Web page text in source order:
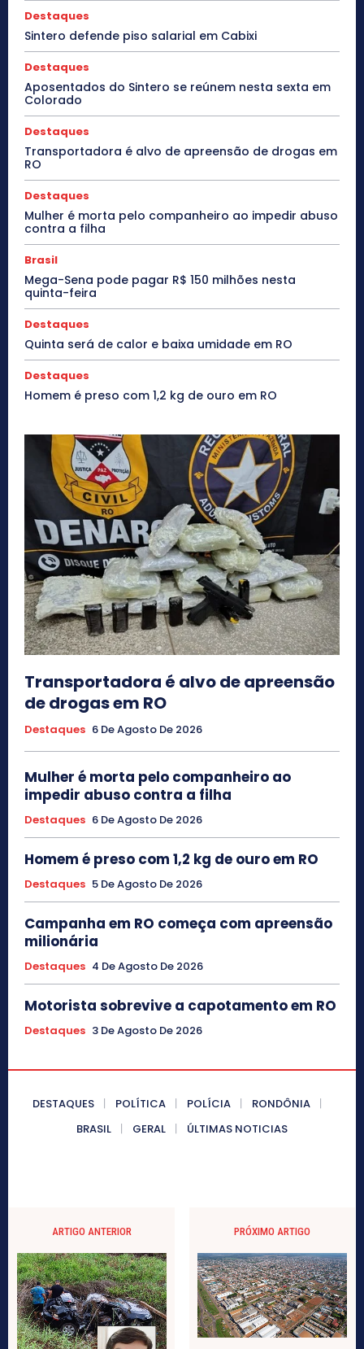
Destaques
Sintero defende piso salarial em Cabixi
Destaques
Aposentados do Sintero se reúnem nesta sexta em
Colorado
Destaques
Transportadora é alvo de apreensão de drogas em
RO
Destaques
Mulher é morta pelo companheiro ao impedir abuso
contra a filha
Brasil
Mega-Sena pode pagar R$ 150 milhões nesta
quinta-feira
Destaques
Quinta será de calor e baixa umidade em RO
Destaques
Homem é preso com 1,2 kg de ouro em RO
Transportadora é alvo de apreensão
de drogas em RO
Destaques 6 De Agosto De 2026
Mulher é morta pelo companheiro ao
impedir abuso contra a filha
Destaques 6 De Agosto De 2026
Homem é preso com 1,2 kg de ouro em RO
Destaques 5 De Agosto De 2026
Campanha em RO começa com apreensão
milionária
Destaques 4 De Agosto De 2026
Motorista sobrevive a capotamento em RO
Destaques 3 De Agosto De 2026
DESTAQUES POLÍTICA POLÍCIA
RONDÔNIA
BRASIL
GERAL ÚLTIMAS NOTICIAS
ARTIGO ANTERIOR PRÓXIMO ARTIGO